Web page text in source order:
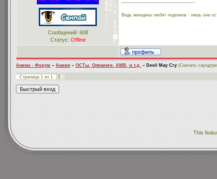
Сообщений: 608
Статус: Offline
Ведь женщины любят подонков - лишь они
Аниме - Форум » Аниме » ОСТы, Опенинги, АМВ, и.т.д. » Devil May Cry (Скачать
Страница 1 из 1 1
This